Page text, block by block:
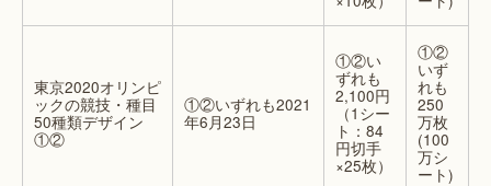
東京2020オリンピ
ックの競技・種目
50種類デザイン
①②
①②いずれも2021
年6月23日
①②い
ずれも
2,100円
（1シー
ト：84
円切手
×25枚）
①②
いず
れも
250
万枚
(100
万シ
ート)